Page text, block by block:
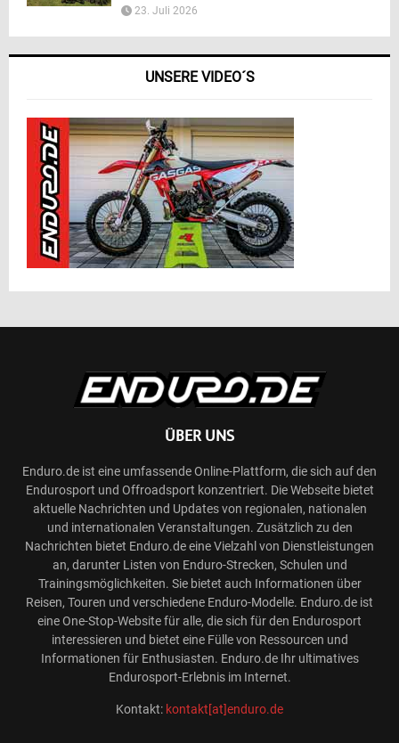
23. Juli 2026
UNSERE VIDEO´S
ÜBER UNS
Enduro.de ist eine umfassende Online-Plattform, die sich auf den
Endurosport und Offroadsport konzentriert. Die Webseite bietet
aktuelle Nachrichten und Updates von regionalen, nationalen
und internationalen Veranstaltungen. Zusätzlich zu den
Nachrichten bietet Enduro.de eine Vielzahl von Dienstleistungen
an, darunter Listen von Enduro-Strecken, Schulen und
Trainingsmöglichkeiten. Sie bietet auch Informationen über
Reisen, Touren und verschiedene Enduro-Modelle. Enduro.de ist
eine One-Stop-Website für alle, die sich für den Endurosport
interessieren und bietet eine Fülle von Ressourcen und
Informationen für Enthusiasten. Enduro.de Ihr ultimatives
Endurosport-Erlebnis im Internet.
Kontakt: kontakt[at]enduro.de